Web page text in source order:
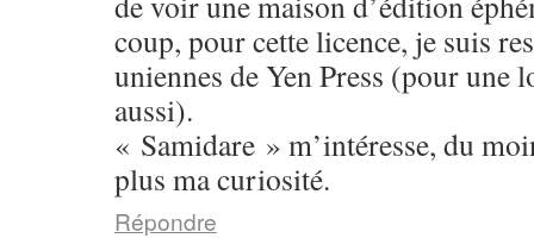
coup, pour cette licence, je suis
uniennes de Yen Press (pour une
aussi).
« Samidare » m’intéresse, du
plus ma curiosité.
Répondre